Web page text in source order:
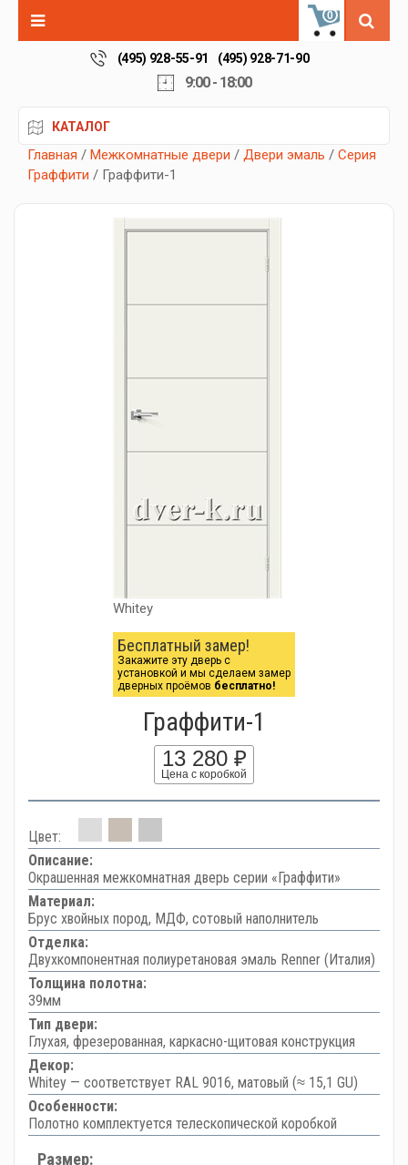
0
(495) 928-55-91 (495) 928-71-90
9:00 - 18:00
КАТАЛОГ
Главная / Межкомнатные двери / Двери эмаль / Серия
Граффити / Граффити-1
Whitey
Бесплатный замер!
Закажите эту дверь с
установкой и мы сделаем замер
дверных проёмов бесплатно!
Граффити-1
13 280 ₽
Цена с коробкой
Цвет:
Описание:
Окрашенная межкомнатная дверь серии «Граффити»
Материал:
Брус хвойных пород, МДФ, сотовый наполнитель
Отделка:
Двухкомпонентная полиуретановая эмаль Renner (Италия)
Толщина полотна:
39мм
Тип двери:
Глухая, фрезерованная, каркасно-щитовая конструкция
Декор:
Whitey — соответствует RAL 9016, матовый (≈ 15,1 GU)
Особенности:
Полотно комплектуется телескопической коробкой
Размер: